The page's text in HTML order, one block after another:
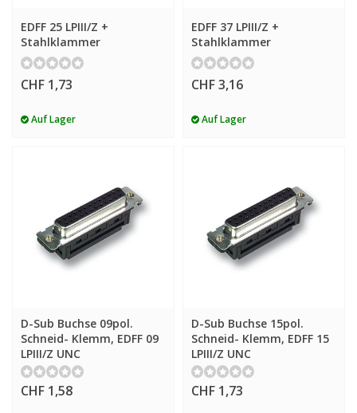
EDFF 25 LPIII/Z +
Stahlklammer
CHF 1,73
Auf Lager
EDFF 37 LPIII/Z +
Stahlklammer
CHF 3,16
Auf Lager
D-Sub Buchse 09pol.
Schneid- Klemm, EDFF 09
LPIII/Z UNC
CHF 1,58
D-Sub Buchse 15pol.
Schneid- Klemm, EDFF 15
LPIII/Z UNC
CHF 1,73